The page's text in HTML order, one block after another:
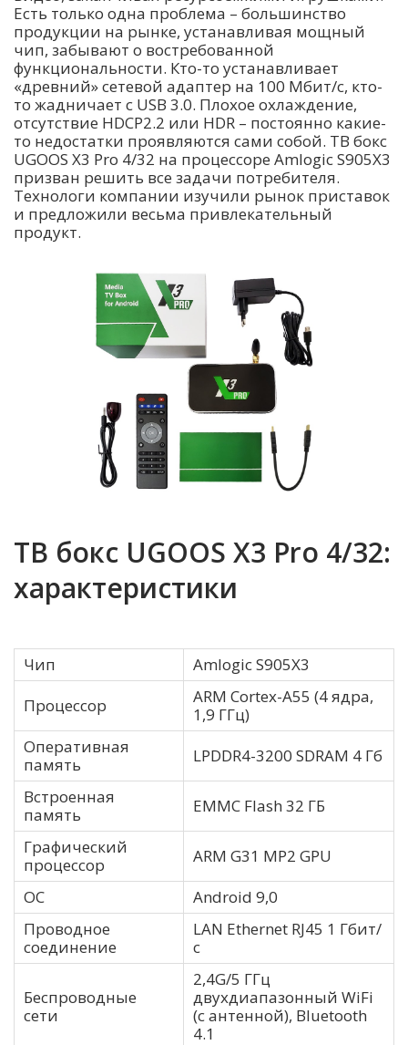
Есть только одна проблема – большинство
продукции на рынке, устанавливая мощный
чип, забывают о востребованной
функциональности. Кто-то устанавливает
«древний» сетевой адаптер на 100 Мбит/с, кто-
то жадничает с USB 3.0. Плохое охлаждение,
отсутствие HDCP2.2 или HDR – постоянно какие-
то недостатки проявляются сами собой. ТВ бокс
UGOOS X3 Pro 4/32 на процессоре Amlogic S905X3
призван решить все задачи потребителя.
Технологи компании изучили рынок приставок
и предложили весьма привлекательный
продукт.
ТВ бокс UGOOS X3 Pro 4/32:
характеристики
Чип
Amlogic S905X3
Процессор
ARM Cortex-A55 (4 ядра,
1,9 ГГц)
Оперативная
память
LPDDR4-3200 SDRAM 4 Гб
Встроенная
память
EMMC Flash 32 ГБ
Графический
процессор
ARM G31 MP2 GPU
ОС
Android 9,0
Проводное
соединение
LAN Ethernet RJ45 1 Гбит/
с
Беспроводные
сети
2,4G/5 ГГц
двухдиапазонный WiFi
(с антенной), Bluetooth
4.1